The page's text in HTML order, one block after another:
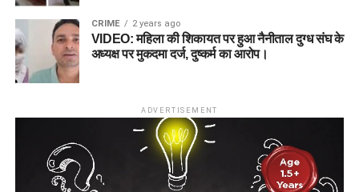
CRIME 2 years ago
VIDEO: महिला की शिकायत पर हुआ नैनीताल दुग्ध संघ के
अध्यक्ष पर मुकदमा दर्ज, दुष्कर्म का आरोप।
ADVERTISEMENT